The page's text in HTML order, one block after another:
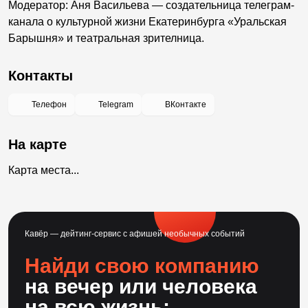
Модератор: Аня Васильева — создательница телеграм-
канала о культурной жизни Екатеринбурга «Уральская
Барышня» и театральная зрителница.
Контакты
Телефон Telegram ВКонтакте
На карте
Карта места...
Кавёр — дейтинг-сервис с афишей необычных событий
Найди свою компанию
на вечер или человека